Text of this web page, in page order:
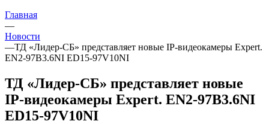
Главная
—
Новости
—ТД «Лидер-СБ» представляет новые IP-видеокамеры Expert.
EN2-97B3.6NI ED15-97V10NI
ТД «Лидер-СБ» представляет новые
IP-видеокамеры Expert. EN2-97B3.6NI
ED15-97V10NI